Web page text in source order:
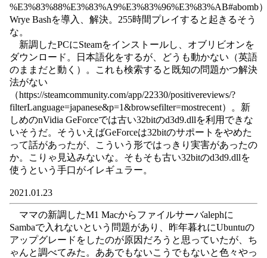
%E3%83%88%E3%83%A9%E3%83%96%E3%83%AB#abomb
Wrye Bashを導入、解決。255時間プレイすると起きるそう
な。
新調したPCにSteamをインストールし、オブリビオンを
ダウンロード。日本語化をするが、どうも動かない（英語
のままだと動く）。これも検索すると既知の問題かつ解決
法がない
（https://steamcommunity.com/app/22330/positivereviews/?
filterLanguage=japanese&p=1&browsefilter=mostrecent）。新
しめのnVidia GeForceでは古い32bitのd3d9.dllを利用できな
いそうだ。そういえばGeForceは32bitのサポートをやめた
って話があったが、こういう形ではっきり実害があったの
か。こりゃ見込みないな。そもそも古い32bitのd3d9.dllを
使うという手口がイレギュラー。
2021.01.23
ママの新調したM1 Macからファイルサーバalephに
Sambaで入れないという問題があり、昨年暮れにUbuntuの
アップグレードをしたのが原因だろうと思っていたが、ち
ゃんと調べてみた。ああでもないこうでもないと色々やっ